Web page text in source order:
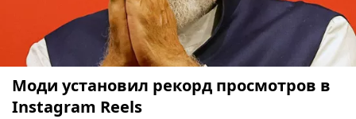
Моди установил рекорд просмотров в
Instagram Reels